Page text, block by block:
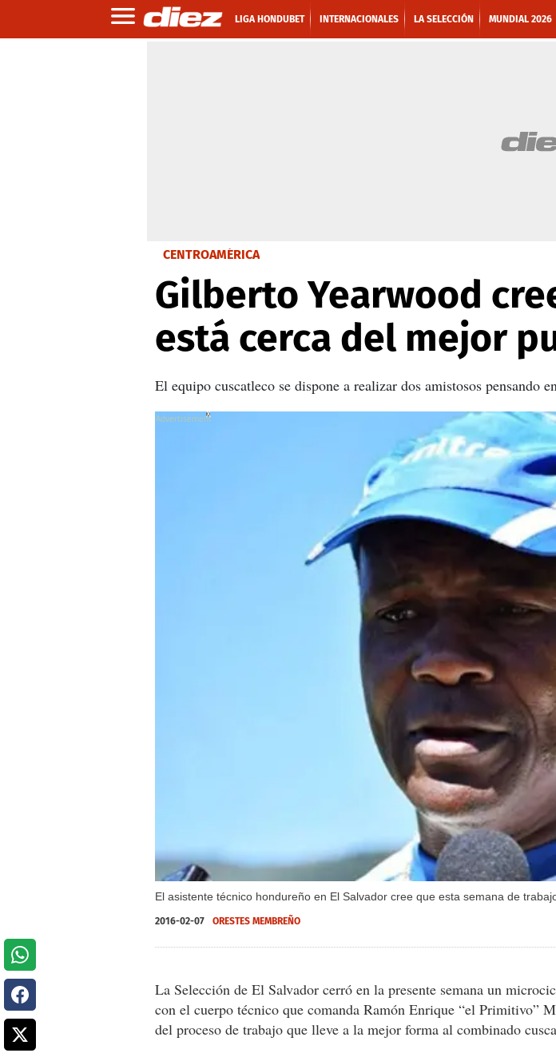
LIGA HONDUBET INTERNACIONALES LA SELECCIÓN MUNDIAL 2026
CENTROAMÉRICA
Gilberto Yearwood
está cerca del mejor
El equipo cuscatleco se dispone a realizar dos amistosos pensando
El asistente técnico hondureño en El Salvador cree que esta semana de
X
2016-02-07 ORESTES MEMBREÑO
La Selección de El Salvador cerró en la presente semana un
con el cuerpo técnico que comanda Ramón Enrique “el Primitivo”
del proceso de trabajo que lleve a la mejor forma al combinado